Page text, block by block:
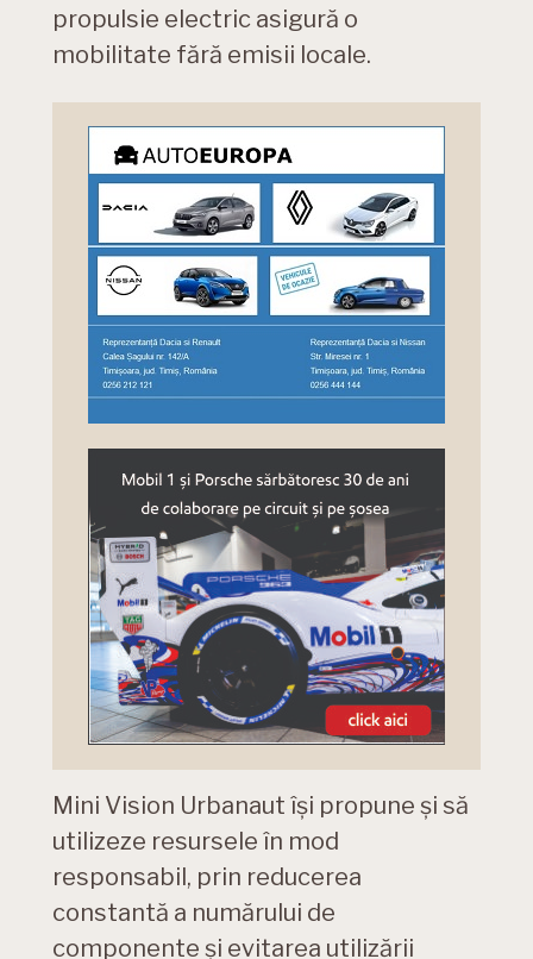
propulsie electric asigură o
mobilitate fără emisii locale.
Mini Vision Urbanaut îşi propune şi să
utilizeze resursele în mod
responsabil, prin reducerea
constantă a numărului de
componente şi evitarea utilizării